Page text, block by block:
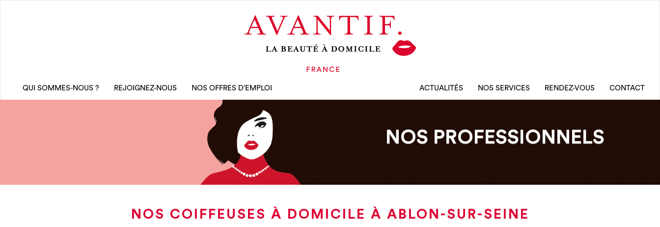
QUI SOMMES-NOUS ? REJOIGNEZ-NOUS NOS OFFRES D’EMPLOI ACTUALITÉS NOS SERVICES RENDEZ-VOUS CONTACT
NOS PROFESSIONNELS
NOS COIFFEUSES À DOMICILE À ABLON-SUR-SEINE